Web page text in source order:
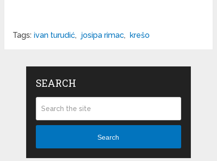
Tags: ivan turudić, josipa rimac, krešo
SEARCH
Search